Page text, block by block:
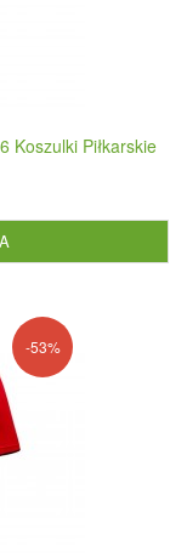
Koszulki Piłkarskie
-53%